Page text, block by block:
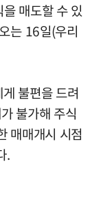
매도할 수 있
는 16일(우리
불편을 드려
불가해 주식
매매개시 시점
.